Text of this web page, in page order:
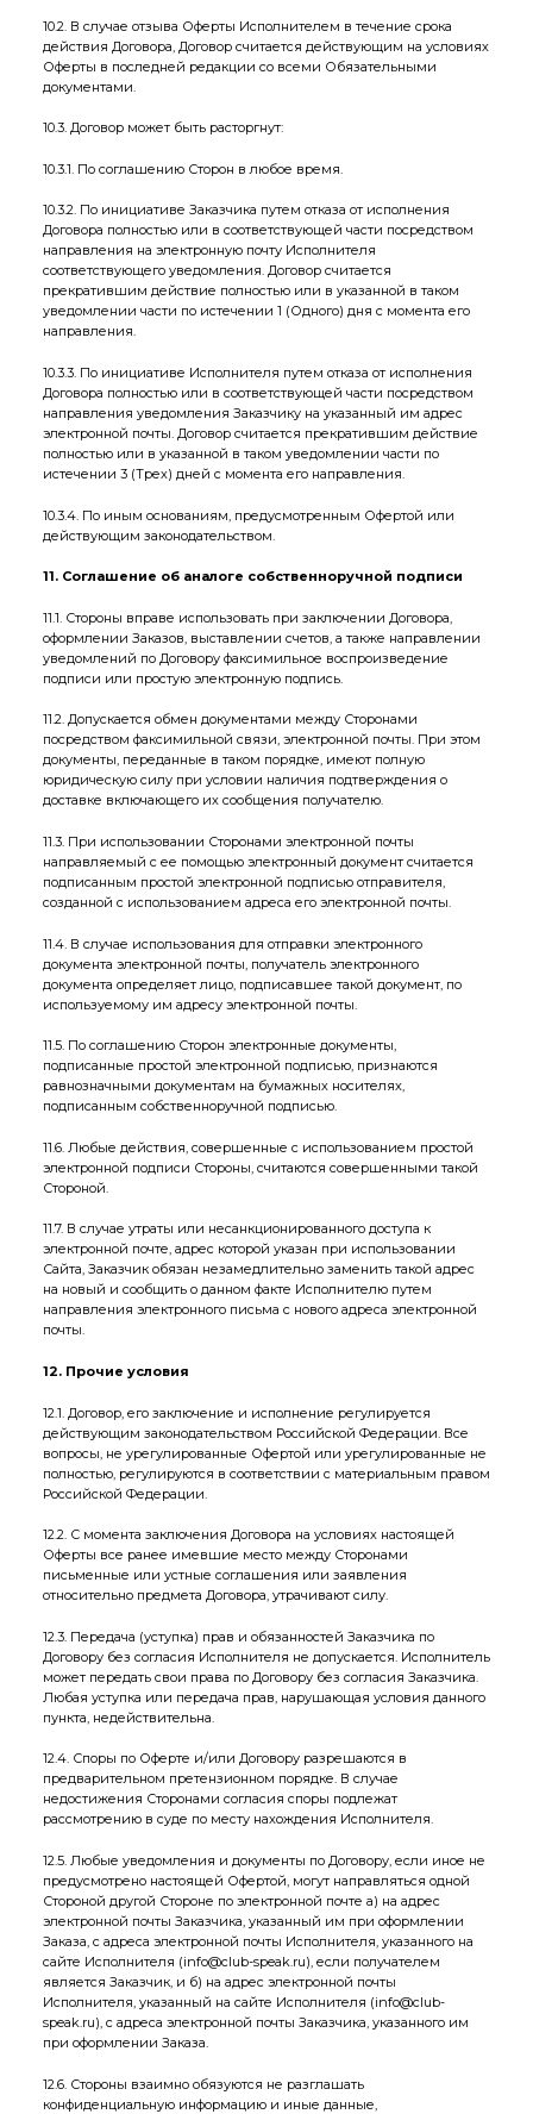
10.2. В случае отзыва Оферты Исполнителем в течение срока
действия Договора, Договор считается действующим на условиях
Оферты в последней редакции со всеми Обязательными
документами.
10.3. Договор может быть расторгнут:
10.3.1. По соглашению Сторон в любое время.
10.3.2. По инициативе Заказчика путем отказа от исполнения
Договора полностью или в соответствующей части посредством
направления на электронную почту Исполнителя
соответствующего уведомления. Договор считается
прекратившим действие полностью или в указанной в таком
уведомлении части по истечении 1 (Одного) дня с момента его
направления.
10.3.3. По инициативе Исполнителя путем отказа от исполнения
Договора полностью или в соответствующей части посредством
направления уведомления Заказчику на указанный им адрес
электронной почты. Договор считается прекратившим действие
полностью или в указанной в таком уведомлении части по
истечении 3 (Трех) дней с момента его направления.
10.3.4. По иным основаниям, предусмотренным Офертой или
действующим законодательством.
11. Соглашение об аналоге собственноручной подписи
11.1. Стороны вправе использовать при заключении Договора,
оформлении Заказов, выставлении счетов, а также направлении
уведомлений по Договору факсимильное воспроизведение
подписи или простую электронную подпись.
11.2. Допускается обмен документами между Сторонами
посредством факсимильной связи, электронной почты. При этом
документы, переданные в таком порядке, имеют полную
юридическую силу при условии наличия подтверждения о
доставке включающего их сообщения получателю.
11.3. При использовании Сторонами электронной почты
направляемый с ее помощью электронный документ считается
подписанным простой электронной подписью отправителя,
созданной с использованием адреса его электронной почты.
11.4. В случае использования для отправки электронного
документа электронной почты, получатель электронного
документа определяет лицо, подписавшее такой документ, по
используемому им адресу электронной почты.
11.5. По соглашению Сторон электронные документы,
подписанные простой электронной подписью, признаются
равнозначными документам на бумажных носителях,
подписанным собственноручной подписью.
11.6. Любые действия, совершенные с использованием простой
электронной подписи Стороны, считаются совершенными такой
Стороной.
11.7. В случае утраты или несанкционированного доступа к
электронной почте, адрес которой указан при использовании
Сайта, Заказчик обязан незамедлительно заменить такой адрес
на новый и сообщить о данном факте Исполнителю путем
направления электронного письма с нового адреса электронной
почты.
12. Прочие условия
12.1. Договор, его заключение и исполнение регулируется
действующим законодательством Российской Федерации. Все
вопросы, не урегулированные Офертой или урегулированные не
полностью, регулируются в соответствии с материальным правом
Российской Федерации.
12.2. С момента заключения Договора на условиях настоящей
Оферты все ранее имевшие место между Сторонами
письменные или устные соглашения или заявления
относительно предмета Договора, утрачивают силу.
12.3. Передача (уступка) прав и обязанностей Заказчика по
Договору без согласия Исполнителя не допускается. Исполнитель
может передать свои права по Договору без согласия Заказчика.
Любая уступка или передача прав, нарушающая условия данного
пункта, недействительна.
12.4. Споры по Оферте и/или Договору разрешаются в
предварительном претензионном порядке. В случае
недостижения Сторонами согласия споры подлежат
рассмотрению в суде по месту нахождения Исполнителя.
12.5. Любые уведомления и документы по Договору, если иное не
предусмотрено настоящей Офертой, могут направляться одной
Стороной другой Стороне по электронной почте а) на адрес
электронной почты Заказчика, указанный им при оформлении
Заказа, с адреса электронной почты Исполнителя, указанного на
сайте Исполнителя (info@club-speak.ru), если получателем
является Заказчик, и б) на адрес электронной почты
Исполнителя, указанный на сайте Исполнителя (info@club-
speak.ru), с адреса электронной почты Заказчика, указанного им
при оформлении Заказа.
12.6. Стороны взаимно обязуются не разглашать
конфиденциальную информацию и иные данные,